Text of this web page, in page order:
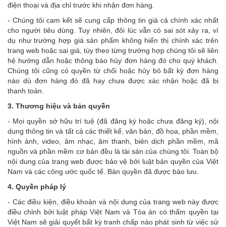
điện thoại và địa chỉ trước khi nhận đơn hàng.
- Chúng tôi cam kết sẽ cung cấp thông tin giá cả chính xác nhất
cho người tiêu dùng. Tuy nhiên, đôi lúc vẫn có sai sót xảy ra, ví
dụ như trường hợp giá sản phẩm không hiển thị chính xác trên
trang web hoặc sai giá, tùy theo từng trường hợp chúng tôi sẽ liên
hệ hướng dẫn hoặc thông báo hủy đơn hàng đó cho quý khách.
Chúng tôi cũng có quyền từ chối hoặc hủy bỏ bất kỳ đơn hàng
nào dù đơn hàng đó đã hay chưa được xác nhận hoặc đã bị
thanh toán.
3. Thương hiệu và bản quyền
- Mọi quyền sở hữu trí tuệ (đã đăng ký hoặc chưa đăng ký), nội
dung thông tin và tất cả các thiết kế, văn bản, đồ họa, phần mềm,
hình ảnh, video, âm nhạc, âm thanh, biên dịch phần mềm, mã
nguồn và phần mềm cơ bản đều là tài sản của chúng tôi. Toàn bộ
nội dung của trang web được bảo vệ bởi luật bản quyền của Việt
Nam và các công ước quốc tế. Bản quyền đã được bảo lưu.
4. Quyền pháp lý
- Các điều kiện, điều khoản và nội dung của trang web này được
điều chỉnh bởi luật pháp Việt Nam và Tòa án có thẩm quyền tại
Việt Nam sẽ giải quyết bất kỳ tranh chấp nào phát sinh từ việc sử